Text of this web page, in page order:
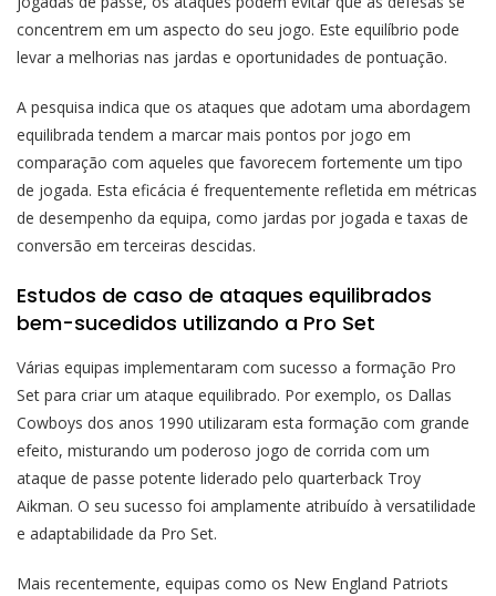
concentrem em um aspecto do seu jogo. Este equilíbrio pode
levar a melhorias nas jardas e oportunidades de pontuação.
A pesquisa indica que os ataques que adotam uma abordagem
equilibrada tendem a marcar mais pontos por jogo em
comparação com aqueles que favorecem fortemente um tipo
de jogada. Esta eficácia é frequentemente refletida em métricas
de desempenho da equipa, como jardas por jogada e taxas de
conversão em terceiras descidas.
Estudos de caso de ataques equilibrados
bem-sucedidos utilizando a Pro Set
Várias equipas implementaram com sucesso a formação Pro
Set para criar um ataque equilibrado. Por exemplo, os Dallas
Cowboys dos anos 1990 utilizaram esta formação com grande
efeito, misturando um poderoso jogo de corrida com um
ataque de passe potente liderado pelo quarterback Troy
Aikman. O seu sucesso foi amplamente atribuído à versatilidade
e adaptabilidade da Pro Set.
Mais recentemente, equipas como os New England Patriots